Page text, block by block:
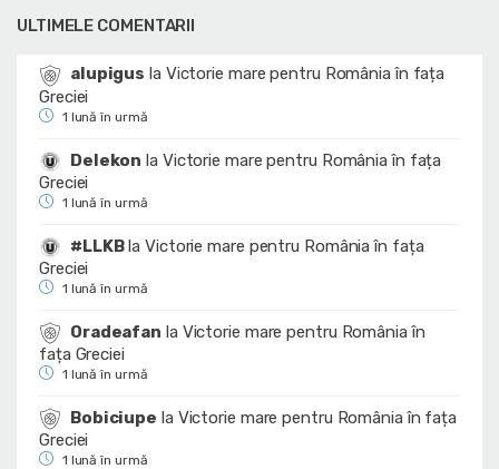
ULTIMELE COMENTARII
alupigus la Victorie mare pentru România în fața
Greciei
1 lună în urmă
Delekon la Victorie mare pentru România în fața
Greciei
1 lună în urmă
#LLKBlaVictorie mare pentru România în fața
Greciei
1 lună în urmă
Oradeafan la Victorie mare pentru România în
fața Greciei
1 lună în urmă
Bobiciupe la Victorie mare pentru România în fața
Greciei
1 lună în urmă